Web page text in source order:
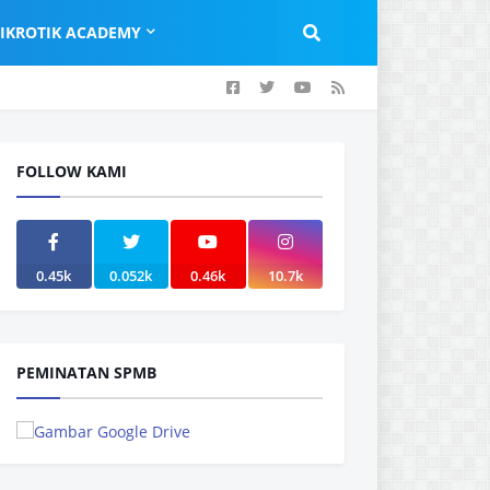
ACADEMY
FOLLOW KAMI
0.45k 0.052k 0.46k 10.7k
PEMINATAN SPMB